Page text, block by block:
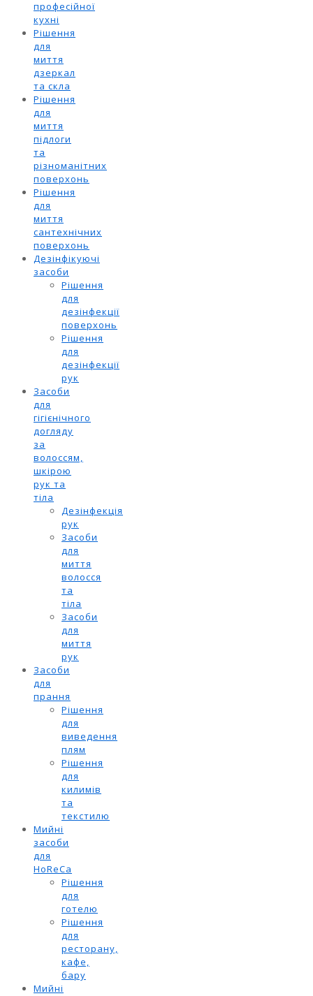
професійної
кухні
Рішення
для
миття
дзеркал
та скла
Рішення
для
миття
підлоги
та
різноманітних
поверхонь
Рішення
для
миття
сантехнічних
поверхонь
Дезінфікуючі
засоби
Рішення
для
дезінфекції
поверхонь
Рішення
для
дезінфекції
рук
Засоби
для
гігієнічного
догляду
за
волоссям,
шкірою
рук та
тіла
Дезінфекція
рук
Засоби
для
миття
волосся
та
тіла
Засоби
для
миття
рук
Засоби
для
прання
Рішення
для
виведення
плям
Рішення
для
килимів
та
текстилю
Мийні
засоби
для
HoReCa
Рішення
для
готелю
Рішення
для
ресторану,
кафе,
бару
Мийні